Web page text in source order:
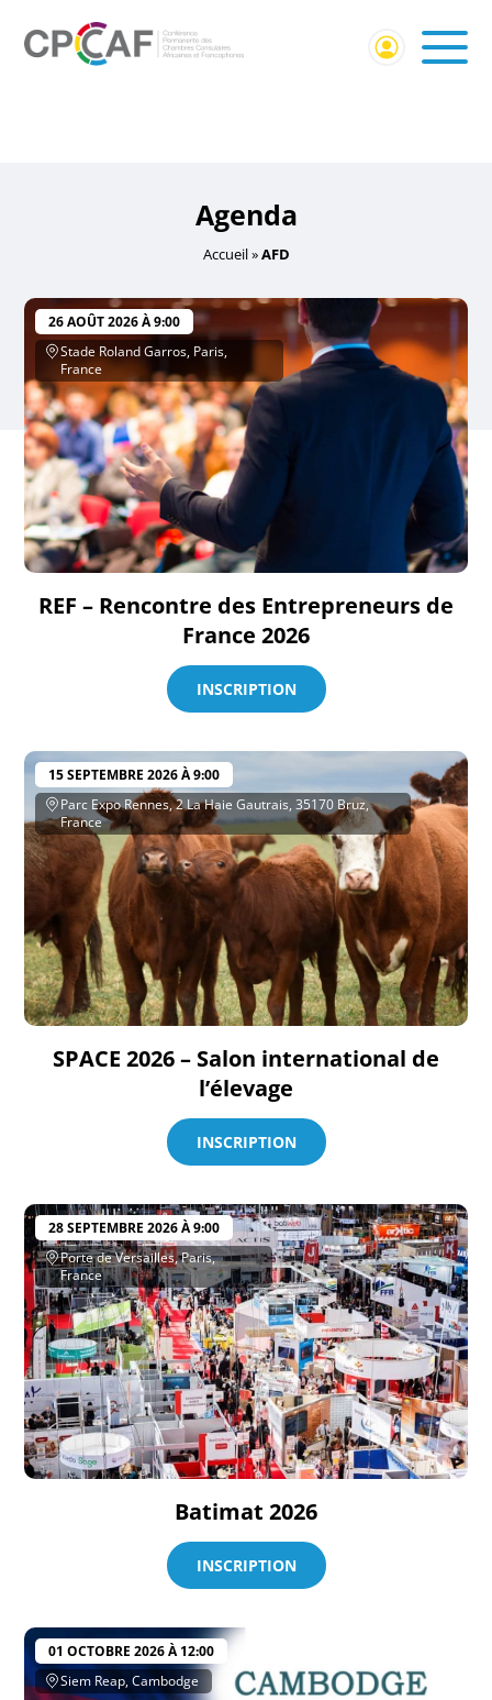
AFD
Agenda
Accueil»AFD
26 AOÛT 2026 À 9:00
Stade Roland Garros, Paris,
France
REF – Rencontre des Entrepreneurs de
France 2026
INSCRIPTION
15 SEPTEMBRE 2026 À 9:00
Parc Expo Rennes, 2 La Haie Gautrais, 35170 Bruz,
France
SPACE 2026 – Salon international de
l’élevage
INSCRIPTION
28 SEPTEMBRE 2026 À 9:00
Porte de Versailles, Paris,
France
Batimat 2026
INSCRIPTION
01 OCTOBRE 2026 À 12:00
Siem Reap, Cambodge